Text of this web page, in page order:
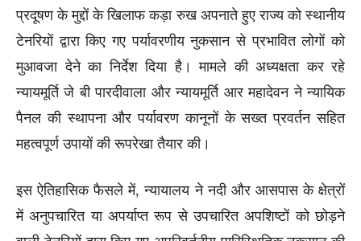
प्रदूषण के मुद्दों के खिलाफ कड़ा रुख अपनाते हुए राज्य को स्थानीय
टेनरियों द्वारा किए गए पर्यावरणीय नुकसान से प्रभावित लोगों को
मुआवजा देने का निर्देश दिया है। मामले की अध्यक्षता कर रहे
न्यायमूर्ति जे बी पारदीवाला और न्यायमूर्ति आर महादेवन ने न्यायिक
पैनल की स्थापना और पर्यावरण कानूनों के सख्त प्रवर्तन सहित
महत्वपूर्ण उपायों की रूपरेखा तैयार की।
इस ऐतिहासिक फैसले में, न्यायालय ने नदी और आसपास के क्षेत्रों
में अनुपचारित या अपर्याप्त रूप से उपचारित अपशिष्टों को छोड़ने